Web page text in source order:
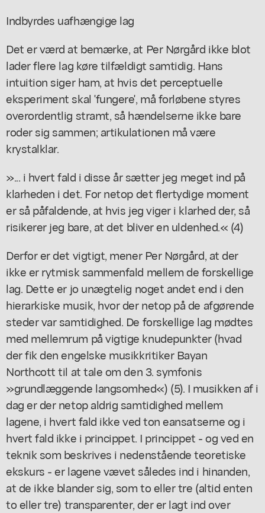
Indbyrdes uafhængige lag
Det er værd at bemærke, at Per Nørgård ikke blot
lader flere lag køre tilfældigt samtidig. Hans
intuition siger ham, at hvis det perceptuelle
eksperiment skal 'fungere', må forløbene styres
overordentlig stramt, så hændelserne ikke bare
roder sig sammen; artikulationen må være
krystalklar.
»... i hvert fald i disse år sætter jeg meget ind på
klarheden i det. For netop det flertydige moment
er så påfaldende, at hvis jeg viger i klarhed der, så
risikerer jeg bare, at det bliver en uldenhed.« (4)
Derfor er det vigtigt, mener Per Nørgård, at der
ikke er rytmisk sammenfald mellem de forskellige
lag. Dette er jo unægtelig noget andet end i den
hierarkiske musik, hvor der netop på de afgørende
steder var samtidighed. De forskellige lag mødtes
med mellemrum på vigtige knudepunkter (hvad
der fik den engelske musikkritiker Bayan
Northcott til at tale om den 3. symfonis
»grundlæggende langsomhed«) (5). I musikken af i
dag er der netop aldrig samtidighed mellem
lagene, i hvert fald ikke ved ton eansatserne og i
hvert fald ikke i princippet. I princippet - og ved en
teknik som beskrives i nedenstående teoretiske
ekskurs - er lagene vævet således ind i hinanden,
at de ikke blander sig, som to eller tre (altid enten
to eller tre) transparenter, der er lagt ind over